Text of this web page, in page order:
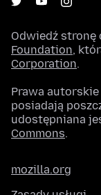
Odwiedź
Foundation,
Corporation.
Prawa
posiadają
udostępniana
Commons.
mozilla.org